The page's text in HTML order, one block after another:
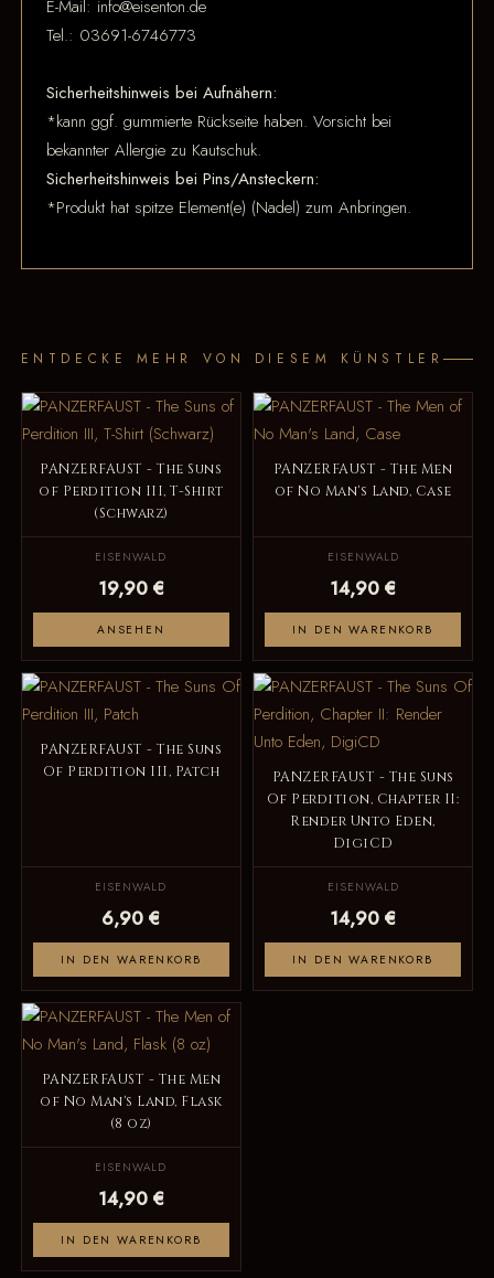
E-Mail: info@eisenton.de
Tel.: 03691-6746773
Sicherheitshinweis bei Aufnähern:
*kann ggf. gummierte Rückseite haben. Vorsicht bei
bekannter Allergie zu Kautschuk.
Sicherheitshinweis bei Pins/Ansteckern:
*Produkt hat spitze Element(e) (Nadel) zum Anbringen.
ENTDECKE MEHR VON DIESEM KÜNSTLER
PANZERFAUST - The Suns
of Perdition III, T-Shirt
(Schwarz)
EISENWALD
19,90 €
ANSEHEN
PANZERFAUST - The Men
of No Man's Land, Case
EISENWALD
14,90 €
IN DEN WARENKORB
PANZERFAUST - The Suns
Of Perdition III, Patch
EISENWALD
6,90 €
IN DEN WARENKORB
PANZERFAUST - The Suns
Of Perdition, Chapter II:
Render Unto Eden,
DigiCD
EISENWALD
14,90 €
IN DEN WARENKORB
PANZERFAUST - The Men
of No Man's Land, Flask
(8 oz)
EISENWALD
14,90 €
IN DEN WARENKORB